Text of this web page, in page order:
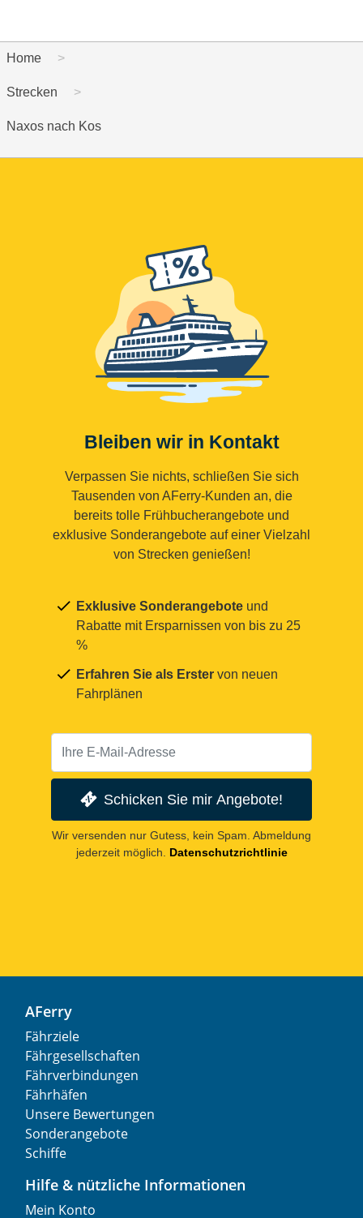
Home
Strecken
Naxos nach Kos
Bleiben wir in Kontakt
Verpassen Sie nichts, schließen Sie sich
Tausenden von AFerry-Kunden an, die
bereits tolle Frühbucherangebote und
exklusive Sonderangebote auf einer Vielzahl
von Strecken genießen!
Exklusive Sonderangebote und
Rabatte mit Ersparnissen von bis zu 25
%
Erfahren Sie als Erster von neuen
Fahrplänen
Schicken Sie mir Angebote!
Wir versenden nur Gutess, kein Spam. Abmeldung
jederzeit möglich.
Datenschutzrichtlinie
AFerry
Fährziele
Fährgesellschaften
Fährverbindungen
Fährhäfen
Unsere Bewertungen
Sonderangebote
Schiffe
Hilfe & nützliche Informationen
Mein Konto